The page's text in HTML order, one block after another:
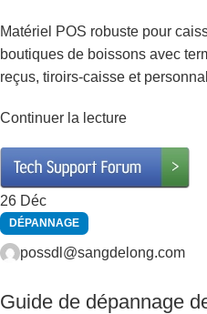
Matériel POS robuste pour
boutiques de boissons avec
reçus, tiroirs-caisse et
Continuer la lecture
26 Déc
DÉPANNAGE
possdl@sangdelong.com
Guide de dépannage